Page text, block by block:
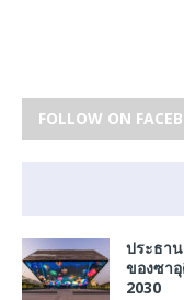
FOLLOW ON
ประธา
ของซาอุ
2030